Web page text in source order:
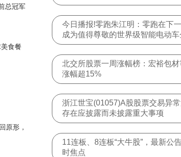
今日播报!零跑朱江明：零跑在下
成为值得尊敬的世界级智能电动车
北交所股票一周涨幅榜：宏裕包材
涨幅超15%
浙江世宝(01057)A股股票交易异
存在应披露而未披露重大事项
11连板、8连板“大牛股”，最新公
时焦点